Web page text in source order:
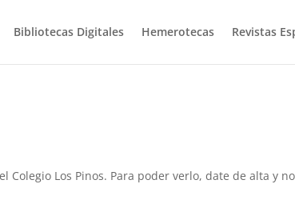
Bibliotecas Digitales Hemerotecas Revistas
Los Pinos. Para poder verlo, date de alta y